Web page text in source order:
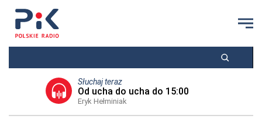
Słuchaj teraz
Od ucha do ucha do 15:00
Eryk Hełminiak